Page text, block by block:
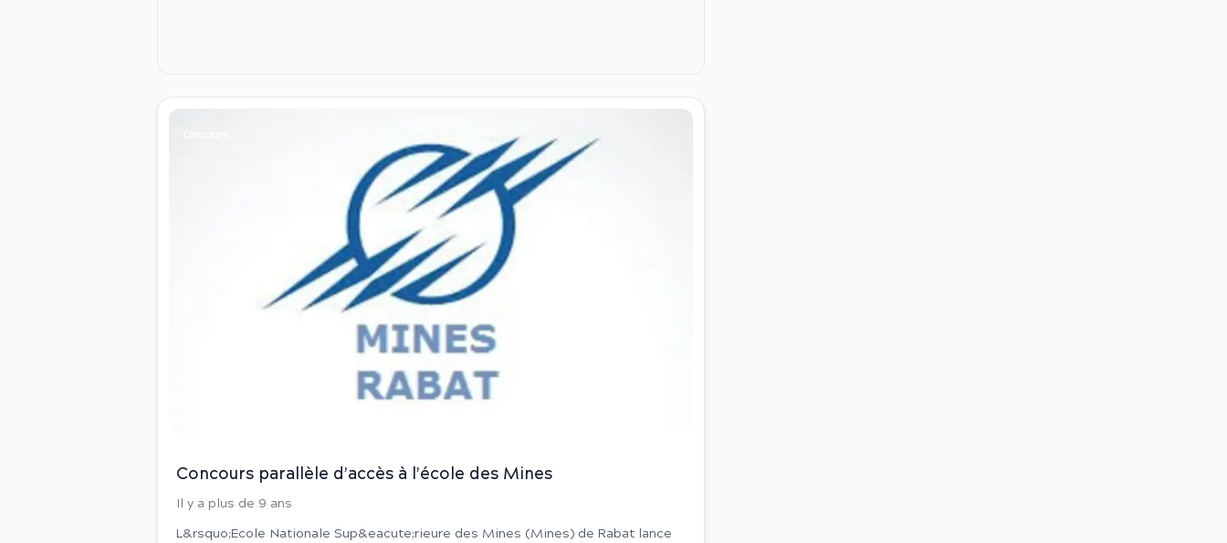
Concours parallèle d’accès à l’école des Mines
Il y a plus de 9 ans
L&rsquo;Ecole Nationale Sup&eacute;rieure des Mines (Mines) de Rabat lance